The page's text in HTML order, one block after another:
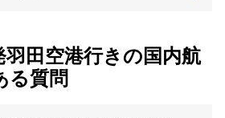
羽田空港行きの国内航
る質問